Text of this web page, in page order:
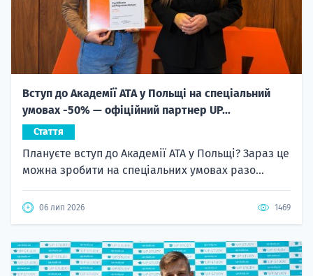
Вступ до Академії ATA у Польщі на спеціальний
умовах -50% — офіційний партнер UP...
Стаття
Плануєте вступ до Академії ATA у Польщі? Зараз це
можна зробити на спеціальних умовах разо...
06 лип 2026 1469